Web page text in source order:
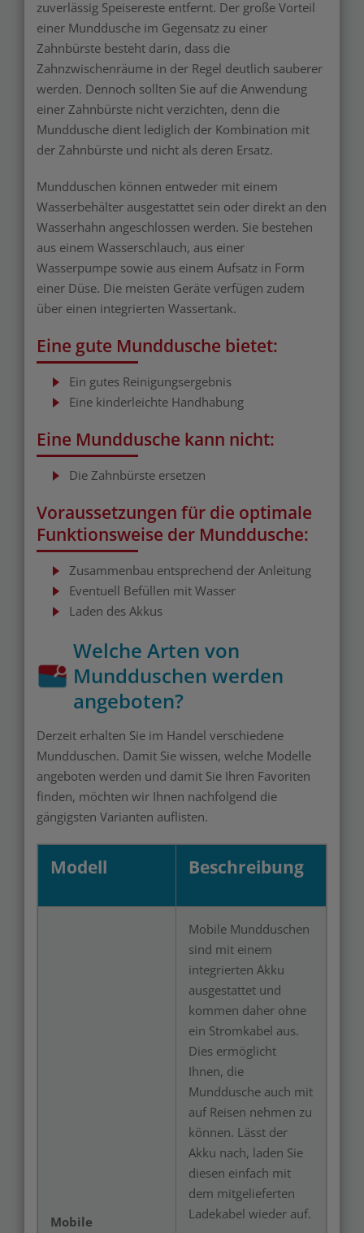
zuverlässig Speisereste entfernt. Der große Vorteil
einer Munddusche im Gegensatz zu einer
Zahnbürste besteht darin, dass die
Zahnzwischenräume in der Regel deutlich sauberer
werden. Dennoch sollten Sie auf die Anwendung
einer Zahnbürste nicht verzichten, denn die
Munddusche dient lediglich der Kombination mit
der Zahnbürste und nicht als deren Ersatz.
Mundduschen können entweder mit einem
Wasserbehälter ausgestattet sein oder direkt an den
Wasserhahn angeschlossen werden. Sie bestehen
aus einem Wasserschlauch, aus einer
Wasserpumpe sowie aus einem Aufsatz in Form
einer Düse. Die meisten Geräte verfügen zudem
über einen integrierten Wassertank.
Eine gute Munddusche bietet:
Ein gutes Reinigungsergebnis
Eine kinderleichte Handhabung
Eine Munddusche kann nicht:
Die Zahnbürste ersetzen
Voraussetzungen für die optimale
Funktionsweise der Munddusche:
Zusammenbau entsprechend der Anleitung
Eventuell Befüllen mit Wasser
Laden des Akkus
Welche Arten von
Mundduschen werden
angeboten?
Derzeit erhalten Sie im Handel verschiedene
Mundduschen. Damit Sie wissen, welche Modelle
angeboten werden und damit Sie Ihren Favoriten
finden, möchten wir Ihnen nachfolgend die
gängigsten Varianten auflisten.
Modell Beschreibung
Mobile
Mobile Mundduschen
sind mit einem
integrierten Akku
ausgestattet und
kommen daher ohne
ein Stromkabel aus.
Dies ermöglicht
Ihnen, die
Munddusche auch mit
auf Reisen nehmen zu
können. Lässt der
Akku nach, laden Sie
diesen einfach mit
dem mitgelieferten
Ladekabel wieder auf.